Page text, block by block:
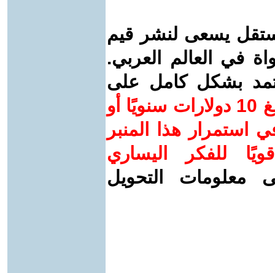
يسعى لنشر قيم
في العالم العربي.
بشكل كامل على
ساهم/ي معنا! بدعمكم بمبلغ 10 دولارات سنويًا أو
استمرار هذا المنبر
للفكر اليساري
معلومات التحويل